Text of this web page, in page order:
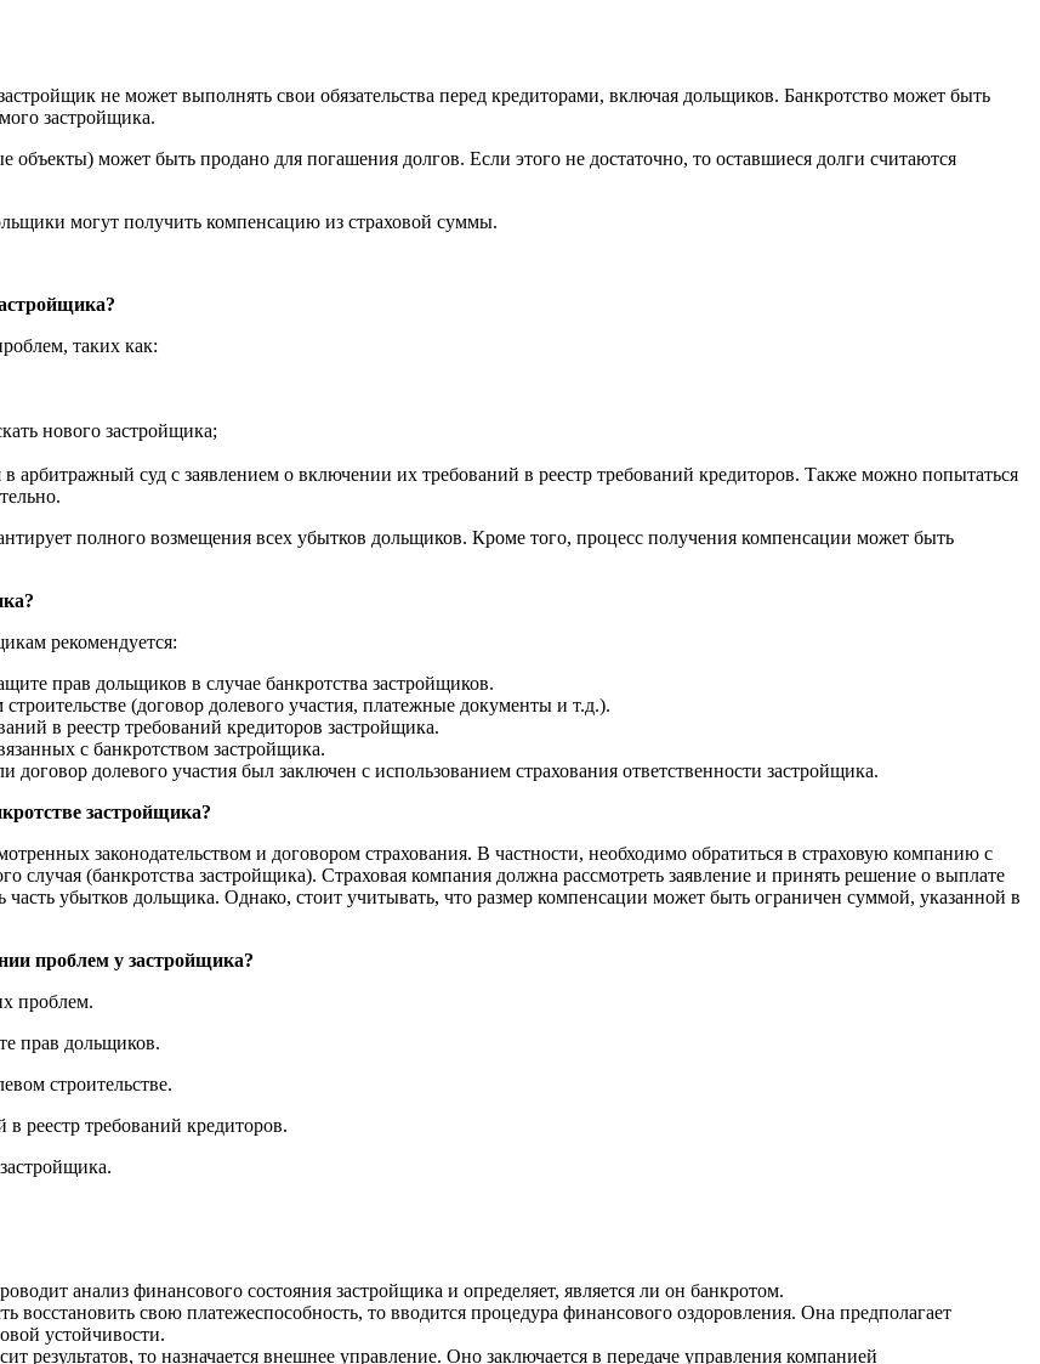
не может выполнять свои обязательства перед кредиторами, включая дольщиков. Банкротство может быть
застройщика.
может быть продано для погашения долгов. Если этого не достаточно, то оставшиеся долги считаются
могут получить компенсацию из страховой суммы.
таких как:
нового застройщика;
арбитражный суд с заявлением о включении их требований в реестр требований кредиторов. Также можно попытаться
полного возмещения всех убытков дольщиков. Кроме того, процесс получения компенсации может быть
рекомендуется:
прав дольщиков в случае банкротства застройщиков.
(договор долевого участия, платежные документы и т.д.).
в реестр требований кредиторов застройщика.
с банкротством застройщика.
долевого участия был заключен с использованием страхования ответственности застройщика.
застройщика?
законодательством и договором страхования. В частности, необходимо обратиться в страховую компанию с
(банкротства застройщика). Страховая компания должна рассмотреть заявление и принять решение о выплате
убытков дольщика. Однако, стоит учитывать, что размер компенсации может быть ограничен суммой, указанной в
проблем у застройщика?
проблем.
прав дольщиков.
строительстве.
реестр требований кредиторов.
анализ финансового состояния застройщика и определяет, является ли он банкротом.
восстановить свою платежеспособность, то вводится процедура финансового оздоровления. Она предполагает
устойчивости.
результатов, то назначается внешнее управление. Оно заключается в передаче управления компанией